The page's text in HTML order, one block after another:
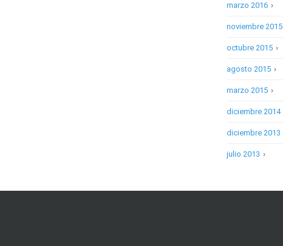
›
marzo 2016
noviembre 2015
›
octubre 2015
›
agosto 2015
›
marzo 2015
diciembre 2014
diciembre 2013
›
julio 2013